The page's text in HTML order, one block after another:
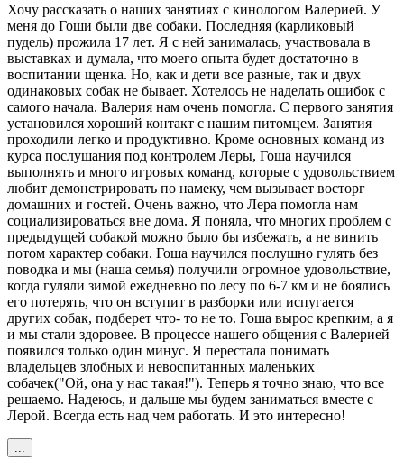
Хочу рассказать о наших занятиях с кинологом Валерией. У
меня до Гоши были две собаки. Последняя (карликовый
пудель) прожила 17 лет. Я с ней занималась, участвовала в
выставках и думала, что моего опыта будет достаточно в
воспитании щенка. Но, как и дети все разные, так и двух
одинаковых собак не бывает. Хотелось не наделать ошибок с
самого начала. Валерия нам очень помогла. С первого занятия
установился хороший контакт с нашим питомцем. Занятия
проходили легко и продуктивно. Кроме основных команд из
курса послушания под контролем Леры, Гоша научился
выполнять и много игровых команд, которые с удовольствием
любит демонстрировать по намеку, чем вызывает восторг
домашних и гостей. Очень важно, что Лера помогла нам
социализироваться вне дома. Я поняла, что многих проблем с
предыдущей собакой можно было бы избежать, а не винить
потом характер собаки. Гоша научился послушно гулять без
поводка и мы (наша семья) получили огромное удовольствие,
когда гуляли зимой ежедневно по лесу по 6-7 км и не боялись
его потерять, что он вступит в разборки или испугается
других собак, подберет что- то не то. Гоша вырос крепким, а я
и мы стали здоровее. В процессе нашего общения с Валерией
появился только один минус. Я перестала понимать
владельцев злобных и невоспитанных маленьких
собачек("Ой, она у нас такая!"). Теперь я точно знаю, что все
решаемо. Надеюсь, и дальше мы будем заниматься вместе с
Лерой. Всегда есть над чем работать. И это интересно!
этот